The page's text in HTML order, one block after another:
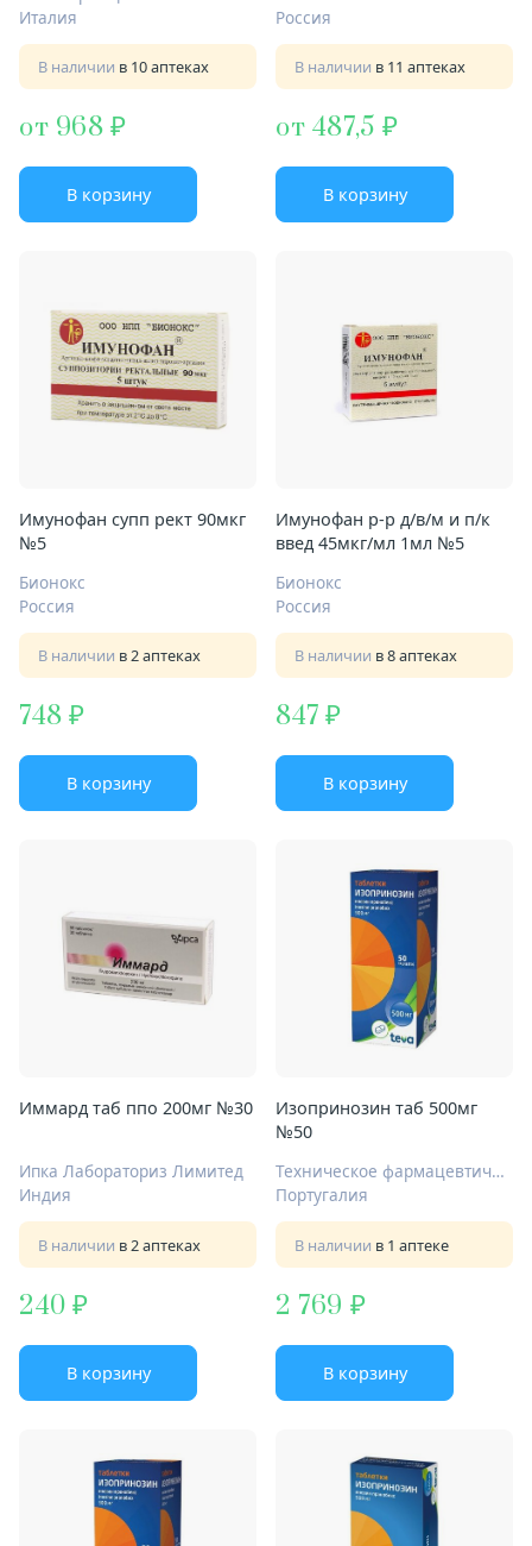
Италия
В наличии в 10 аптеках
от 968
В корзину
Россия
В наличии в 11 аптеках
от 487,5
В корзину
Имунофан супп рект 90мкг
№5
Бионокс
Россия
В наличии в 2 аптеках
748
В корзину
Имунофан р-р д/в/м и п/к
введ 45мкг/мл 1мл №5
Бионокс
Россия
В наличии в 8 аптеках
847
В корзину
Иммард таб ппо 200мг №30
Ипка Лабораториз Лимитед
Индия
В наличии в 2 аптеках
240
В корзину
Изопринозин таб 500мг
№50
Техническое фармацевтическое общество Лузомедикамента С.А.
Португалия
В наличии в 1 аптеке
2 769
В корзину